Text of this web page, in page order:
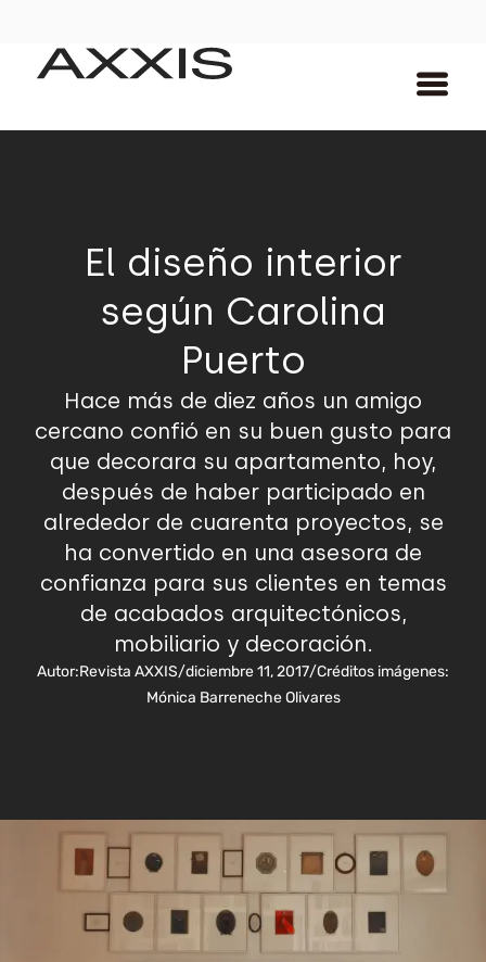
El diseño interior
según Carolina
Puerto
Hace más de diez años un amigo
cercano confió en su buen gusto para
que decorara su apartamento, hoy,
después de haber participado en
alrededor de cuarenta proyectos, se
ha convertido en una asesora de
confianza para sus clientes en temas
de acabados arquitectónicos,
mobiliario y decoración.
Autor:Revista AXXIS/diciembre 11, 2017/Créditos imágenes:
Mónica Barreneche Olivares